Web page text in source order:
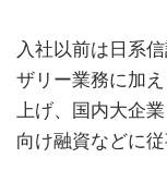
入社以前は日系
ザリー業務に加
上げ、国内大企
向け融資などに